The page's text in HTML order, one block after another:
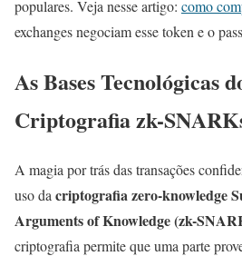
populares. Veja nesse artigo: como
exchanges negociam esse token e o
As Bases Tecnológicas
Criptografia zk-
A magia por trás das transações
uso da criptografia zero-knowledge
Arguments of Knowledge (zk-
criptografia permite que uma parte